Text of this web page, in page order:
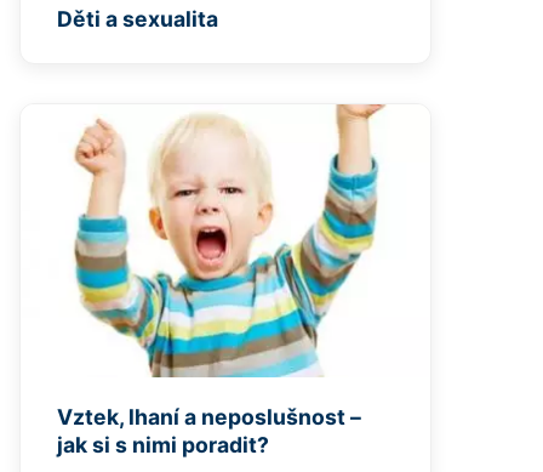
Děti a sexualita
Vztek, lhaní a neposlušnost –
jak si s nimi poradit?